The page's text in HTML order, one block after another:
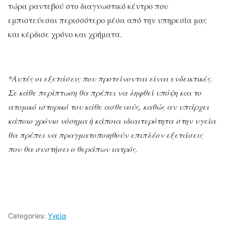
τώρα ραντεβού στο διαγνωστικό κέντρο που
εμπιστεύεσαι περισσότερο μέσα από την υπηρεσία μας
και κέρδισε χρόνο και χρήματα.
*Αυτές οι εξετάσεις που προτείνονται είναι ενδεικτικές.
Σε κάθε περίπτωση θα πρέπει να ληφθεί υπόψη και το
ατομικό ιστορικό του κάθε ασθενούς, καθώς αν υπάρχει
κάποιο χρόνιο νόσημα ή κάποια ιδιαιτερότητα στην υγεία
θα πρέπει να πραγματοποιηθούν επιπλέον εξετάσεις
που θα συστήσει ο θεράπων ιατρός.
Categories: Υγεία